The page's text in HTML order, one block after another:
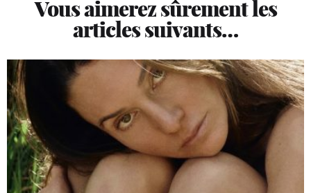
Vous aimerez sûrement les
articles suivants…